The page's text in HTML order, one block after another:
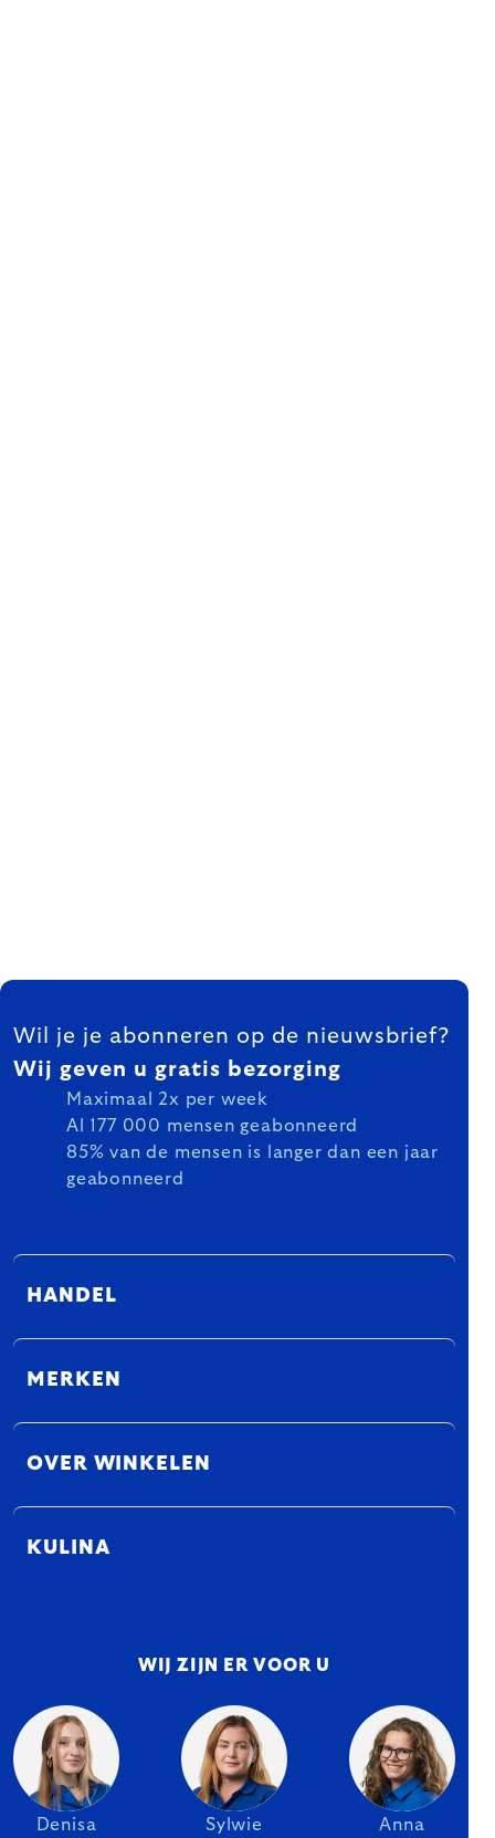
FOOTER
Wil je je abonneren op de nieuwsbrief?
Wij geven u gratis bezorging
Maximaal 2x per week
Al 177 000 mensen geabonneerd
85% van de mensen is langer dan een jaar
geabonneerd
HANDEL
MERKEN
OVER WINKELEN
KULINA
WIJ ZIJN ER VOOR U
Denisa Sylwie Anna